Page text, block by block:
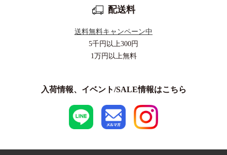
配送料
送料無料キャンペーン中
5千円以上300円
1万円以上無料
入荷情報、イベント/SALE情報はこちら